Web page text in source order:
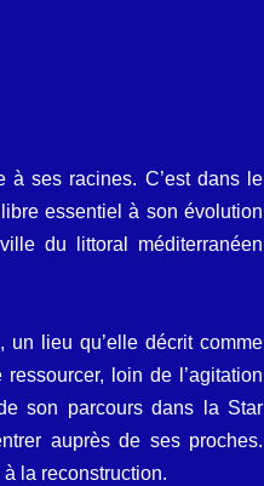
à ses racines. C’est dans le
essentiel à son évolution
du littoral méditerranéen
lieu qu’elle décrit comme
loin de l’agitation
son parcours dans la Star
auprès de ses proches.
la reconstruction.